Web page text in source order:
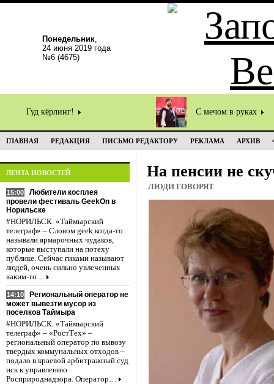
Понедельник,
24 июня 2019 года
№6 (4675)
Гуд кёрлинг! С мечом в руках
ГЛАВНАЯ РЕДАКЦИЯ ПИСЬМО РЕДАКТОРУ РЕКЛАМА АРХИВ
ЛЕНТА НОВОСТЕЙ
15:00
Любители косплея
провели фестиваль GeekOn в
Норильске
#НОРИЛЬСК. «Таймырский
телеграф» – Словом geek когда-то
называли ярмарочных чудаков,
которые выступали на потеху
публике. Сейчас гиками называют
людей, очень сильно увлеченных
каким-то…
14:10
Региональный оператор не
может вывезти мусор из
поселков Таймыра
#НОРИЛЬСК. «Таймырский
телеграф» – «РостТех» –
региональный оператор по вывозу
твердых коммунальных отходов –
подало в краевой арбитражный суд
иск к управлению
Росприроднадзора. Оператор…
На пенсии не
ЛЮДИ ГОВОРЯТ